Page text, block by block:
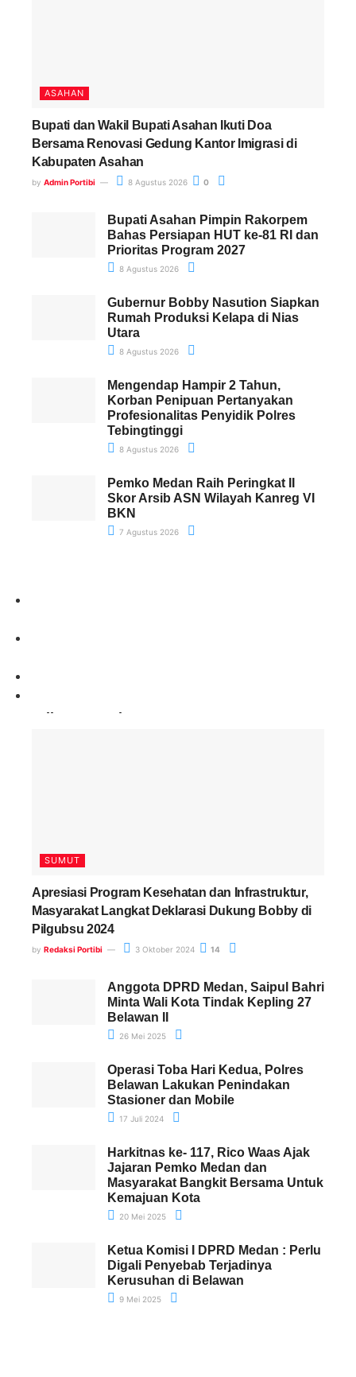
ASAHAN
Bupati dan Wakil Bupati Asahan Ikuti Doa
Bersama Renovasi Gedung Kantor Imigrasi di
Kabupaten Asahan
by Admin Portibi 8 Agustus 2026 0
Bupati Asahan Pimpin Rakorpem
Bahas Persiapan HUT ke-81 RI dan
Prioritas Program 2027
8 Agustus 2026
Gubernur Bobby Nasution Siapkan
Rumah Produksi Kelapa di Nias
Utara
8 Agustus 2026
Mengendap Hampir 2 Tahun,
Korban Penipuan Pertanyakan
Profesionalitas Penyidik Polres
Tebingtinggi
8 Agustus 2026
Pemko Medan Raih Peringkat II
Skor Arsib ASN Wilayah Kanreg VI
BKN
7 Agustus 2026
Paling Banyak Komentar
SUMUT
Apresiasi Program Kesehatan dan Infrastruktur,
Masyarakat Langkat Deklarasi Dukung Bobby di
Pilgubsu 2024
by Redaksi Portibi 3 Oktober 2024 14
Anggota DPRD Medan, Saipul Bahri
Minta Wali Kota Tindak Kepling 27
Belawan II
26 Mei 2025
Operasi Toba Hari Kedua, Polres
Belawan Lakukan Penindakan
Stasioner dan Mobile
17 Juli 2024
Harkitnas ke- 117, Rico Waas Ajak
Jajaran Pemko Medan dan
Masyarakat Bangkit Bersama Untuk
Kemajuan Kota
20 Mei 2025
Ketua Komisi I DPRD Medan : Perlu
Digali Penyebab Terjadinya
Kerusuhan di Belawan
9 Mei 2025